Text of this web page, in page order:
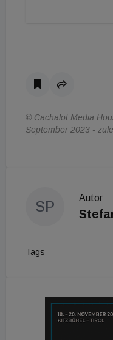
© Cachalot Media
September 2023 -
SP
Autor
Tags